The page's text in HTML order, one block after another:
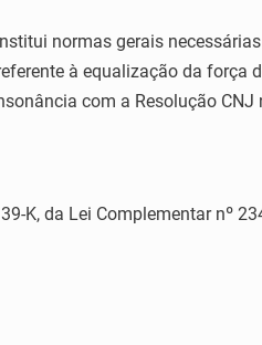
normas gerais
à equalização da força
com a Resolução CNJ
K, da Lei Complementar nº